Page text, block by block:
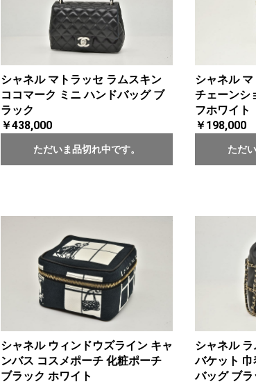
シャネル マトラッセ ラムスキン
ココマーク ミニ ハンドバッグ ブ
ラック
￥438,000
ただいま品切れ中です。
シャネル
チェーンシ
フホワイト
￥198,000
ただ
シャネル ウィンドウズライン キャ
ンバス コスメポーチ 化粧ポーチ
ブラック ホワイト
シャネル
バケット
バッグ ブ